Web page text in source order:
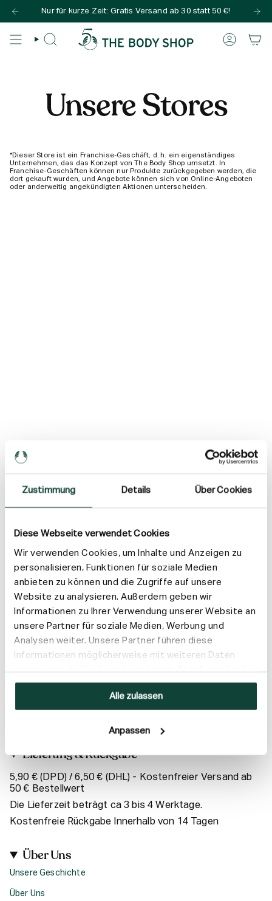
Zustimmung Details Über Cookies
Diese Webseite verwendet Cookies
Wir verwenden Cookies, um Inhalte und Anzeigen zu
personalisieren, Funktionen für soziale Medien
anbieten zu können und die Zugriffe auf unsere
Website zu analysieren. Außerdem geben wir
Informationen zu Ihrer Verwendung unserer Website an
unsere Partner für soziale Medien, Werbung und
Analysen weiter. Unsere Partner führen diese
Informationen möglicherweise mit weiteren Daten
sie im Rahmen Ihrer Nutzung der Dienste gesammelt
Alle zulassen
Anpassen
Inhalt
SUCHE KONTO
Nur für kurze Zeit: Gratis Versand ab 30 statt 50 €!
Unsere Stores
*Dieser Store ist ein Franchise-Geschäft, d. h. ein eigenständiges
Unternehmen, das das Konzept von The Body Shop umsetzt. In
Franchise-Geschäften können nur Produkte zurückgegeben werden, die
dort gekauft wurden, und Angebote können sich von Online-Angeboten
oder anderweitig angekündigten Aktionen unterscheiden.
Melde dich für unseren
Newsletter an
Melde dich für E-Mails und/oder SMS an, um als Erste/r über
neue Produkte, exklusive Angebote und die neuesten News
von The Body Shop informiert zu werden
Lieferung & Rückgabe
5,90 € (DPD) / 6,50 € (DHL) - Kostenfreier Versand ab
50 € Bestellwert
Die Lieferzeit beträgt ca 3 bis 4 Werktage.
Kostenfreie Rückgabe Innerhalb von 14 Tagen
Über Uns
Unsere Geschichte
Über Uns